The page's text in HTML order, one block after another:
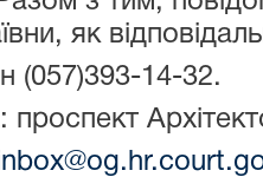
як
(057)393-14-32.
проспект